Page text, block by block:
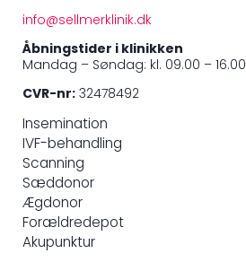
info@sellmerklinik.dk
Åbningstider i klinikken
Mandag – Søndag: kl. 09.00 – 16.00
CVR-nr: 32478492
Insemination
IVF-behandling
Scanning
Sæddonor
Ægdonor
Forældredepot
Akupunktur